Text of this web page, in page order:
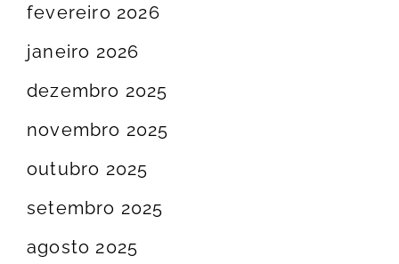
fevereiro 2026
janeiro 2026
dezembro 2025
novembro 2025
outubro 2025
setembro 2025
agosto 2025